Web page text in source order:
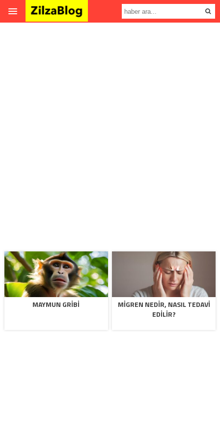
MAYMUN GRIBI
MIGREN NEDIR, NASIL TEDAVI
EDILIR?